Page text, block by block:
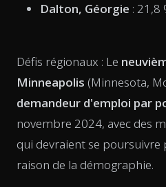
Dalton, Géorgie : 21,8
Défis régionaux : Le
Minneapolis (Minnesota,
demandeur d'emploi par
novembre 2024, avec des
qui devraient se poursuivre
raison de la démographie.